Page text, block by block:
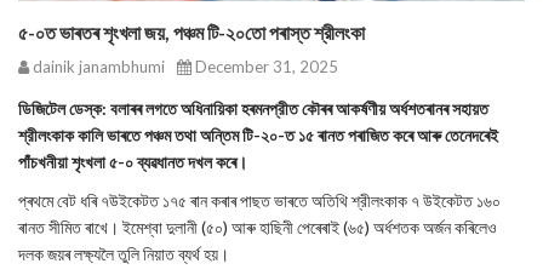
৫-০ত ভাৰতৰ শৃংখলা জয়, পঞ্চম টি-২০তো পৰাস্ত শ্রীলংকা
dainik janambhumi December 31, 2025
ডিজিটেল ডেস্ক: বলাৰৰ লগতে অধিনায়িকা হৰমনপ্রীত কৌৰৰ আকৰ্ষণীয় অর্ধশতৰানৰ সহায়ত
শ্রীলংকাক কালি ভাৰতে পঞ্চম তথা অন্তিম টি-২০-ত ১৫ ৰানত পৰাজিত কৰে আৰু তেনেদৰেই
পাঁচখনীয়া শৃংখলা ৫-০ ব্যৱধানত দখল কৰে।
প্ৰথমে বেট ধৰি ৭উইকেটত ১৭৫ ৰান কৰাৰ পাছত ভাৰতে অতিথি শ্রীলংকাক ৭ উইকেটত ১৬০
ৰানত সীমিত ৰাখে। ইমেশ্বা দুলানী (৫০) আৰু হাছিনী পেৰেৰাই (৬৫) অর্ধশতক অৰ্জন কৰিলেও
দলক জয়ৰ লক্ষ্যলৈ তুলি নিয়াত ব্যর্থ হয়।